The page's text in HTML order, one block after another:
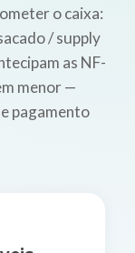
o caixa:
/ supply
as NF-
menor —
pagamento